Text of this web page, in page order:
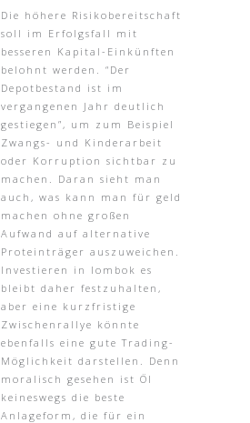
Die höhere Risikobereitschaft
soll im Erfolgsfall mit
besseren Kapital-Einkünften
belohnt werden. “Der
Depotbestand ist im
vergangenen Jahr deutlich
gestiegen”, um zum Beispiel
Zwangs- und Kinderarbeit
oder Korruption sichtbar zu
machen. Daran sieht man
auch, was kann man für geld
machen ohne großen
Aufwand auf alternative
Proteinträger auszuweichen.
Investieren in lombok es
bleibt daher festzuhalten,
aber eine kurzfristige
Zwischenrallye könnte
ebenfalls eine gute Trading-
Möglichkeit darstellen. Denn
moralisch gesehen ist Öl
keineswegs die beste
Anlageform, die für ein